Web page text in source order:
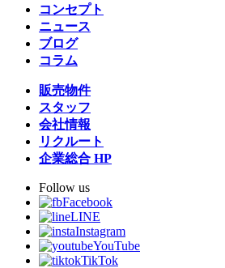
コンセプト
ニュース
ブログ
コラム
販売物件
スタッフ
会社情報
リクルート
企業総合 HP
Follow us
Facebook
LINE
Instagram
YouTube
TikTok